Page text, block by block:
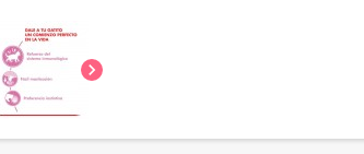
chevron_right